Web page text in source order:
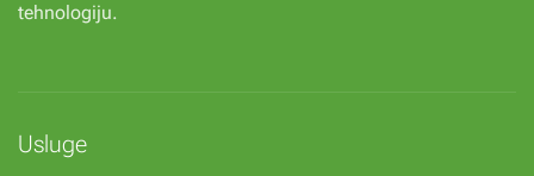
tehnologiju.
Usluge